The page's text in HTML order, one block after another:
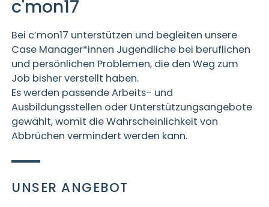
c'mon17
Bei c’mon17 unterstützen und begleiten unsere
Case Manager*innen Jugendliche bei beruflichen
und persönlichen Problemen, die den Weg zum
Job bisher verstellt haben.
Es werden passende Arbeits- und
Ausbildungsstellen oder Unterstützungsangebote
gewählt, womit die Wahrscheinlichkeit von
Abbrüchen vermindert werden kann.
UNSER ANGEBOT